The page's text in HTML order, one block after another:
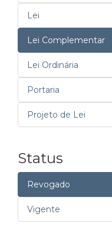
Lei
Lei Complementar
Lei Ordinária
Portaria
Projeto de Lei
Status
Revogado
Vigente